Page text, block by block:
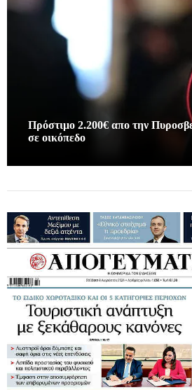
Πρόστιμο 2.200€ απο την
σε οικόπεδο